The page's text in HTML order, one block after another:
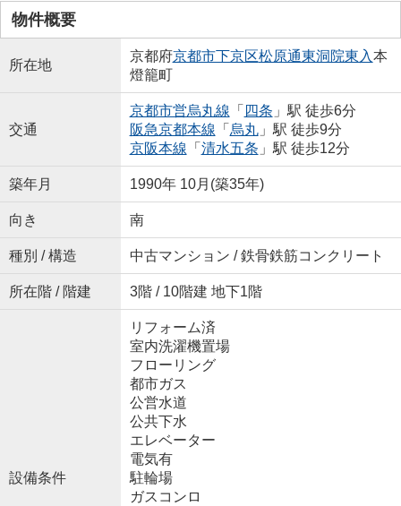
物件概要
所在地
京都府京都市下京区松原通東洞院東入本
燈籠町
交通
京都市営烏丸線 「 四条 」駅 徒歩6分
阪急京都本線 「 烏丸」駅 徒歩9分
京阪本線 「 清水五条 」駅 徒歩12分
築年月 1990年 10月(築35年)
向き 南
種別 / 構造 中古マンション / 鉄骨鉄筋コンクリート
所在階 / 階建 3階 / 10階建 地下1階
設備条件
リフォーム済
室内洗濯機置場
フローリング
都市ガス
公営水道
公共下水
エレベーター
電気有
駐輪場
ガスコンロ